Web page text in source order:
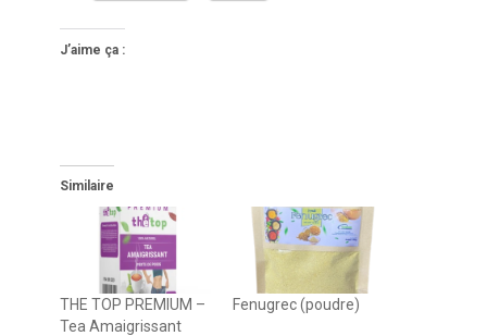
J’aime ça :
Similaire
THE TOP PREMIUM –
Tea Amaigrissant
Fenugrec (poudre)